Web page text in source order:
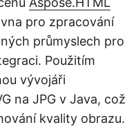
pro zpracování
průmyslech pro
Použitím
vývojáři
na JPG v Java, což
kvality obrazu.